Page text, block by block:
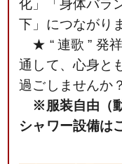
化」「身体バラ
下」につながり
★ “ 連歌 ” 発
通して、心身と
過ごしませんか？
※ 服装自由（
シャワー設備は